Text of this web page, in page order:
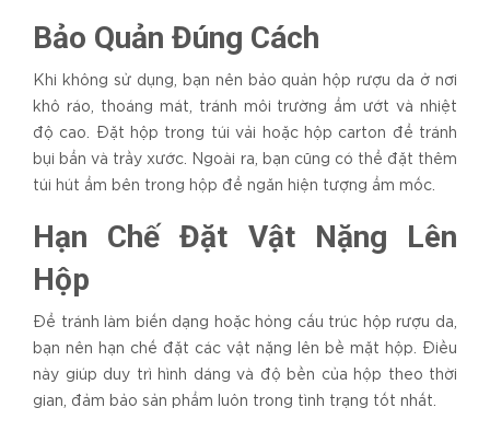
Bảo Quản Đúng Cách
Khi không sử dụng, bạn nên bảo quản hộp rượu da ở nơi
khô ráo, thoáng mát, tránh môi trường ẩm ướt và nhiệt
độ cao. Đặt hộp trong túi vải hoặc hộp carton để tránh
bụi bẩn và trầy xước. Ngoài ra, bạn cũng có thể đặt thêm
túi hút ẩm bên trong hộp để ngăn hiện tượng ẩm mốc.
Hạn Chế Đặt Vật Nặng Lên
Hộp
Để tránh làm biến dạng hoặc hỏng cấu trúc hộp rượu da,
bạn nên hạn chế đặt các vật nặng lên bề mặt hộp. Điều
này giúp duy trì hình dáng và độ bền của hộp theo thời
gian, đảm bảo sản phẩm luôn trong tình trạng tốt nhất.